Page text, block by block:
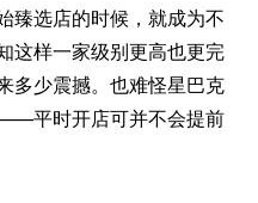
臻选店的时候，就成为不
这样一家级别更高也更完
多少震撼。也难怪星巴克
平时开店可并不会提前